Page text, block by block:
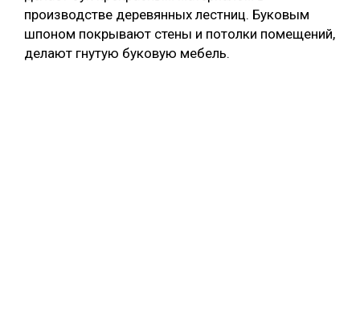
производстве деревянных лестниц. Буковым
шпоном покрывают стены и потолки помещений,
делают гнутую буковую мебель.